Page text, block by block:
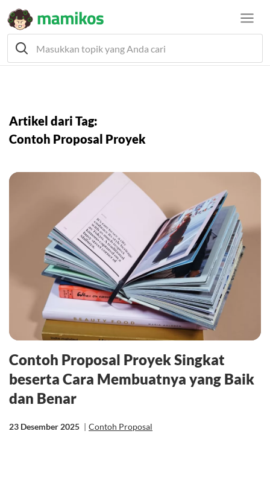
Artikel dari Tag:
Contoh Proposal Proyek
Contoh Proposal Proyek Singkat
beserta Cara Membuatnya yang Baik
dan Benar
23 Desember 2025 | Contoh Proposal